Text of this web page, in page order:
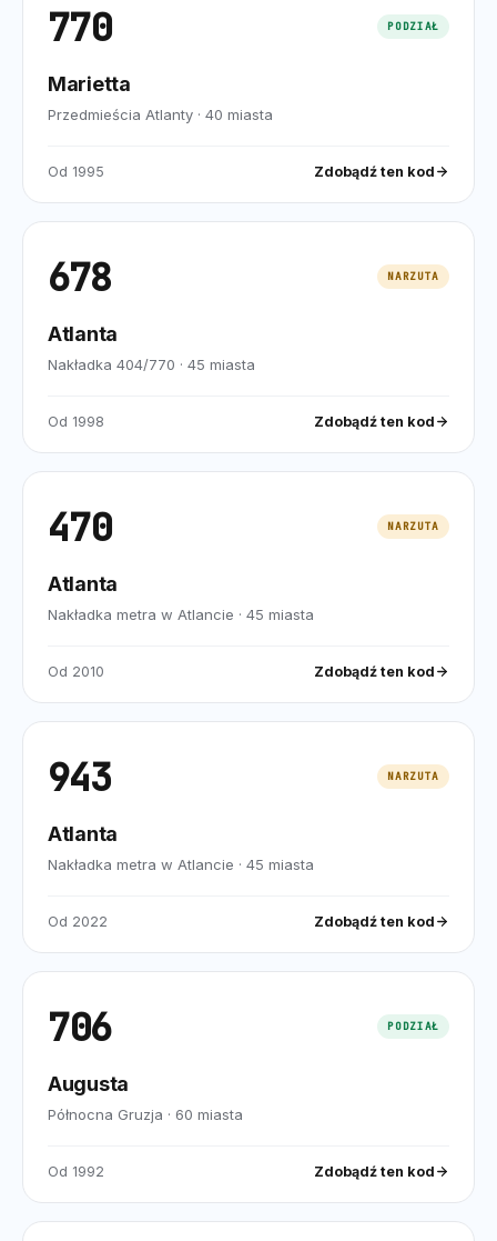
770 PODZIAŁ
Marietta
Przedmieścia Atlanty · 40 miasta
Od 1995 Zdobądź ten kod
678 NARZUTA
Atlanta
Nakładka 404/770 · 45 miasta
Od 1998 Zdobądź ten kod
470 NARZUTA
Atlanta
Nakładka metra w Atlancie · 45 miasta
Od 2010 Zdobądź ten kod
943 NARZUTA
Atlanta
Nakładka metra w Atlancie · 45 miasta
Od 2022 Zdobądź ten kod
706 PODZIAŁ
Augusta
Północna Gruzja · 60 miasta
Od 1992 Zdobądź ten kod